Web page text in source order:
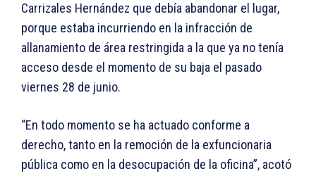
Carrizales Hernández que debía abandonar el lugar,
porque estaba incurriendo en la infracción de
allanamiento de área restringida a la que ya no tenía
acceso desde el momento de su baja el pasado
viernes 28 de junio.
“En todo momento se ha actuado conforme a
derecho, tanto en la remoción de la exfuncionaria
pública como en la desocupación de la oficina”, acotó